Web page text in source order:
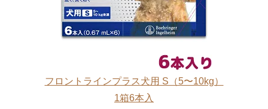
フロントラインプラス犬用 S（5〜10kg）
1箱6本入